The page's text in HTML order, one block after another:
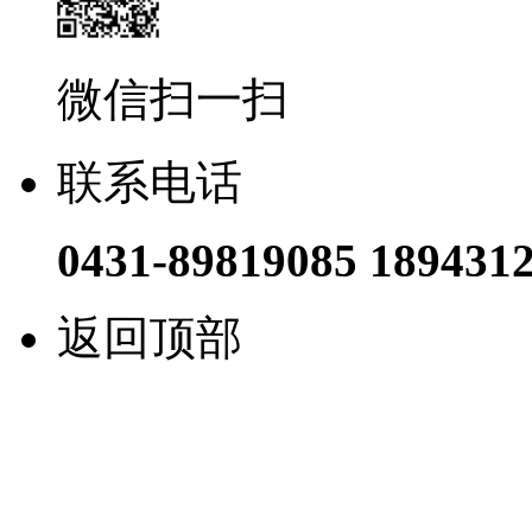
微信扫一扫
联系电话
0431-89819085
返回顶部